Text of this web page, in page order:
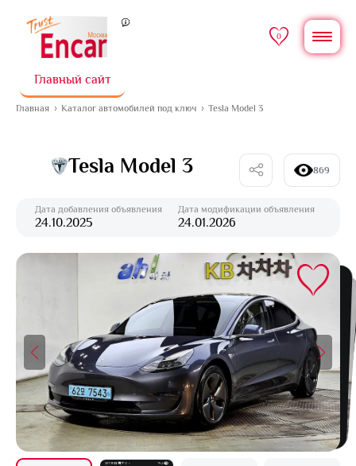
0
Главный сайт
Главная Каталог автомобилей под ключ Tesla Model 3
Tesla Model 3 869
Дата добавления объявления
24.10.2025
Дата модификации объявления
24.01.2026